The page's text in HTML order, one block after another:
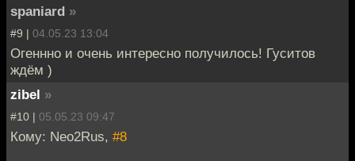
spaniard »
#9 | 04.05.23 13:04
Огеннно и очень интересно получилось! Гуситов
ждём )
zibel »
#10 | 05.05.23 09:47
Кому: Neo2Rus, #8